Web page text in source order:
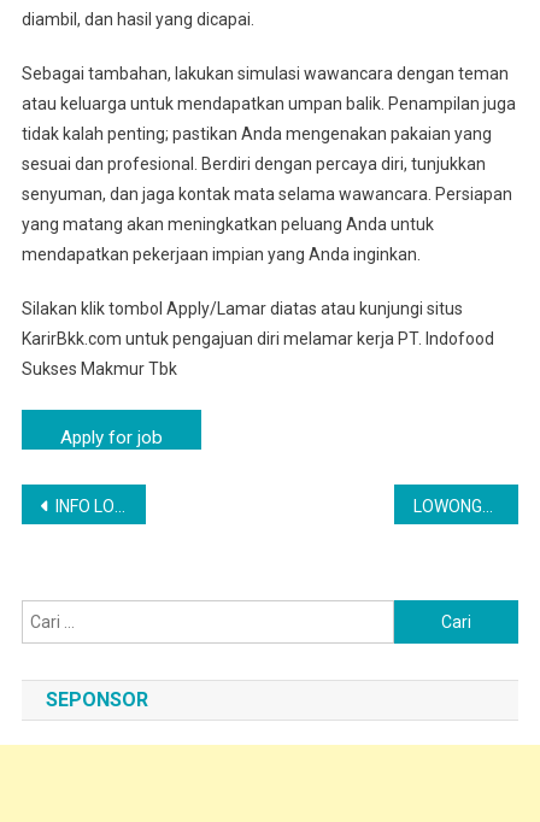
diambil, dan hasil yang dicapai.
Sebagai tambahan, lakukan simulasi wawancara dengan teman
atau keluarga untuk mendapatkan umpan balik. Penampilan juga
tidak kalah penting; pastikan Anda mengenakan pakaian yang
sesuai dan profesional. Berdiri dengan percaya diri, tunjukkan
senyuman, dan jaga kontak mata selama wawancara. Persiapan
yang matang akan meningkatkan peluang Anda untuk
mendapatkan pekerjaan impian yang Anda inginkan.
Silakan klik tombol Apply/Lamar diatas atau kunjungi situs
KarirBkk.com untuk pengajuan diri melamar kerja PT. Indofood
Sukses Makmur Tbk
Navigasi
INFO LOKER BLITAR – OPERATOR PABRIK | PT INDOFOOD CBP SUKSES MAKMUR TBK
untuk:
SEPONSOR